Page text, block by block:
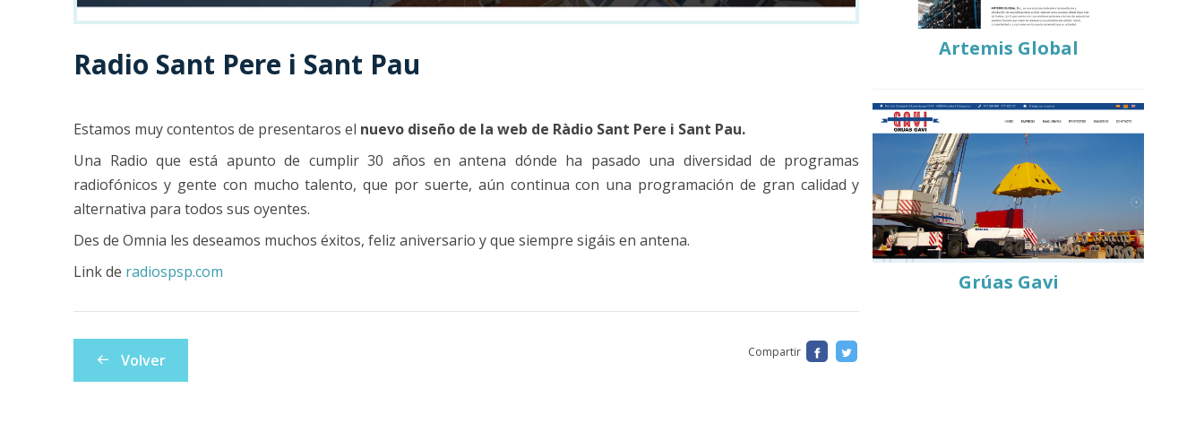
Radio Sant Pere i Sant Pau
Estamos muy contentos de presentaros el nuevo diseño de la web de Ràdio Sant Pere i Sant Pau.
Una Radio que está apunto de cumplir 30 años en antena dónde ha pasado una diversidad de programas
radiofónicos y gente con mucho talento, que por suerte, aún continua con una programación de gran calidad y
alternativa para todos sus oyentes.
Des de Omnia les deseamos muchos éxitos, feliz aniversario y que siempre sigáis en antena.
Link de radiospsp.com
Volver Compartir
Artemis Global
Grúas Gavi